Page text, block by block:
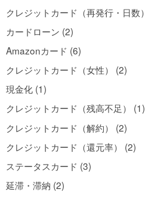
クレジットカード（再発行・日数
カードローン (2)
Amazonカード (6)
クレジットカード（女性） (2)
現金化 (1)
クレジットカード（残高不足） (1)
クレジットカード（解約） (2)
クレジットカード（還元率） (2)
ステータスカード (3)
延滞・滞納 (2)